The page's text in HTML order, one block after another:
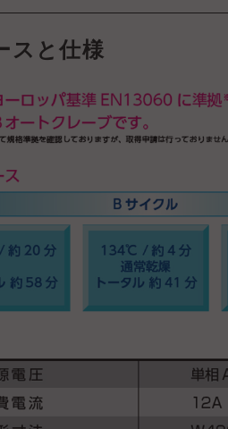
スと仕様